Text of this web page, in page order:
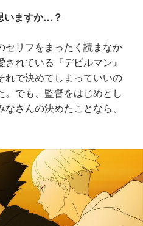
いますか…？
セリフをまったく読まなか
れている『デビルマン』
れで決めてしまっていいの
でも、監督をはじめとし
さんの決めたことなら、